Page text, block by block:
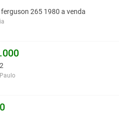
265 1980 a venda